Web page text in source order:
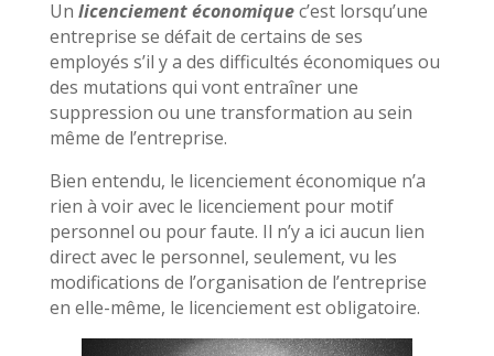
Un licenciement économiquec’est lorsqu’une
entreprise se défait de certains de ses
employés s’il y a des difficultés économiques ou
des mutations qui vont entraîner une
suppression ou une transformation au sein
même de l’entreprise.
Bien entendu, le licenciement économique n’a
rien à voir avec le licenciement pour motif
personnel ou pour faute. Il n’y a ici aucun lien
direct avec le personnel, seulement, vu les
modifications de l’organisation de l’entreprise
en elle-même, le licenciement est obligatoire.